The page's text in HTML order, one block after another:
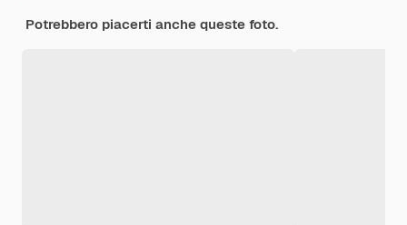
Potrebbero piacerti anche queste foto.